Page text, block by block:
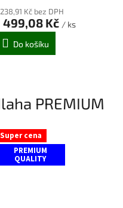
5,0
Kč bez DPH
499,08 Kč / ks
Do košíku
PREMIUM
Super cena
PREMIUM
QUALITY